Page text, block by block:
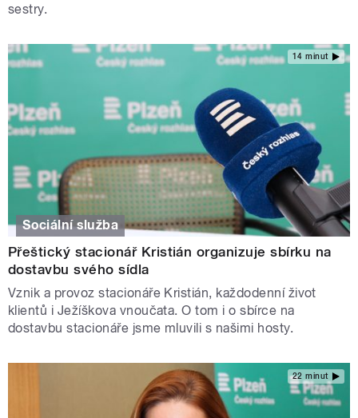
sestry.
14 minut
Sociální služba
Přeštický stacionář Kristián organizuje sbírku na
dostavbu svého sídla
Vznik a provoz stacionáře Kristián, každodenní život
klientů i Ježíškova vnoučata. O tom i o sbírce na
dostavbu stacionáře jsme mluvili s našimi hosty.
22 minut